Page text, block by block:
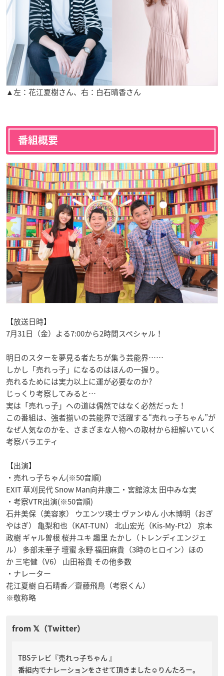
▲左：花江夏樹さん、右：白石晴香さん
番組概要
【放送日時】
7月31日（金）よる7:00から2時間スペシャル！
明日のスターを夢見る者たちが集う芸能界……
しかし「売れっ子」になるのはほんの一握り。
売れるためには実力以上に運が必要なのか?
じっくり考察してみると…
実は「売れっ子」への道は偶然ではなく必然だった！
この番組は、強者揃いの芸能界で活躍する“売れっ子ちゃん”が
なぜ人気なのかを、さまざまな人物への取材から紐解いていく
考察バラエティ
【出演】
・売れっ子ちゃん(※50音順)
EXIT 草刈民代 Snow Man向井康二・宮舘涼太 田中みな実
・考察VTR出演(※50音順)
石井美保（美容家） ウエンツ瑛士 ヴァンゆん 小木博明（おぎ
やはぎ） 亀梨和也（KAT-TUN） 北山宏光（Kis-My-Ft2） 京本
政樹 ギャル曽根 桜井ユキ 趣里 たかし（トレンディエンジェ
ル） 多部未華子 壇蜜 永野 福田麻貴（3時のヒロイン）ほの
か 三宅健（V6） 山田裕貴 その他多数
・ナレーター
花江夏樹 白石晴香／齋藤飛鳥（考察くん）
※敬称略
TBSテレビ『売れっ子ちゃん 』
番組内でナレーションをさせて頂きました☺️りんたろー。